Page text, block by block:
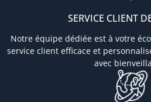
SERVICE CLIENT
Notre équipe dédiée est à votre
service client efficace et
avec